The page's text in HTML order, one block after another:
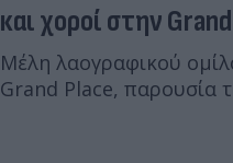
και χοροί στην
Μέλη λαογραφικού
Grand Place, παρουσία